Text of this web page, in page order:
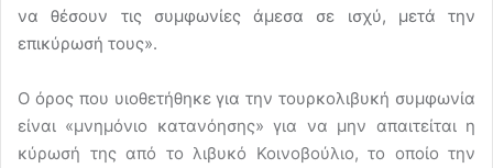
να θέσουν τις συμφωνίες άμεσα σε ισχύ, μετά την
επικύρωσή τους».
Ο όρος που υιοθετήθηκε για την τουρκολιβυκή συμφωνία
είναι «μνημόνιο κατανόησης» για να μην απαιτείται η
κύρωσή της από το λιβυκό Κοινοβούλιο, το οποίο την